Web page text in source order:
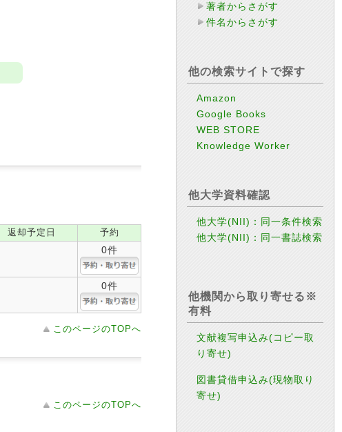
返却予定日 予約
0件
0件
このページのTOPへ
このページのTOPへ
著者からさがす
件名からさがす
他の検索サイトで探す
Amazon
Google Books
WEB STORE
Knowledge Worker
他大学資料確認
他大学(NII)：同一条件検索
他大学(NII)：同一書誌検索
他機関から取り寄せる※
有料
文献複写申込み(コピー取
り寄せ)
図書貸借申込み(現物取り
寄せ)